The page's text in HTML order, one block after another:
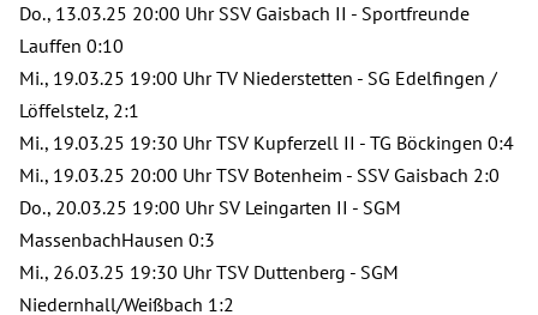
Do., 13.03.25 20:00 Uhr SSV Gaisbach II - Sportfreunde
Lauffen 0:10
Mi., 19.03.25 19:00 Uhr TV Niederstetten - SG Edelfingen /
Löffelstelz, 2:1
Mi., 19.03.25 19:30 Uhr TSV Kupferzell II - TG Böckingen 0:4
Mi., 19.03.25 20:00 Uhr TSV Botenheim - SSV Gaisbach 2:0
Do., 20.03.25 19:00 Uhr SV Leingarten II - SGM
MassenbachHausen 0:3
Mi., 26.03.25 19:30 Uhr TSV Duttenberg - SGM
Niedernhall/Weißbach 1:2